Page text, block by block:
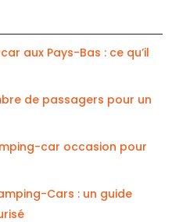
aux Pays-Bas : ce qu’il
de passagers pour un
car occasion pour
Cars : un guide